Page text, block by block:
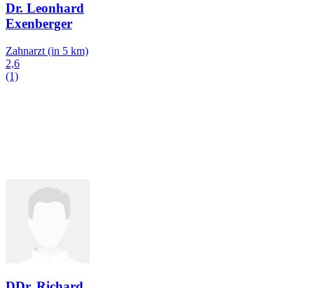
Dr. Leonhard
Exenberger
Zahnarzt (in 5 km)
2,6
(1)